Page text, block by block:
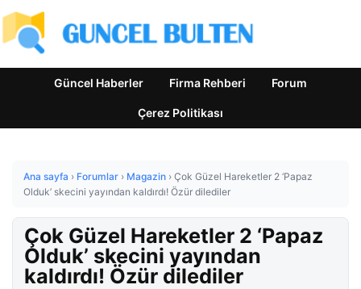
Güncel Haberler Firma Rehberi Forum
Çerez Politikası
Ana sayfa › Forumlar › Magazin › Çok Güzel Hareketler 2 ‘Papaz
Olduk’ skecini yayından kaldırdı! Özür dilediler
Çok Güzel Hareketler 2 ‘Papaz
Olduk’ skecini yayından
kaldırdı! Özür dilediler